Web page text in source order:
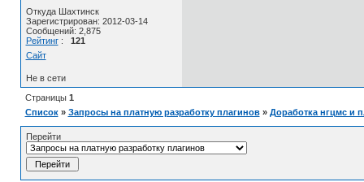
Откуда Шахтинск
Зарегистрирован: 2012-03-14
Сообщений: 2,875
Рейтинг: 121
Сайт
Не в сети
Страницы 1
Список » Запросы на платную разработку плагинов » Доработка нгцмс и
Перейти